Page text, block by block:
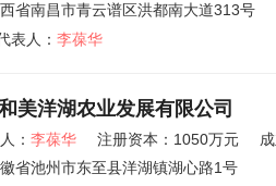
省南昌市青云谱区洪都南大道313号
表人： 李葆华
美洋湖农业发展有限公司
： 李葆华 注册资本：1050万元
省池州市东至县洋湖镇湖心路1号